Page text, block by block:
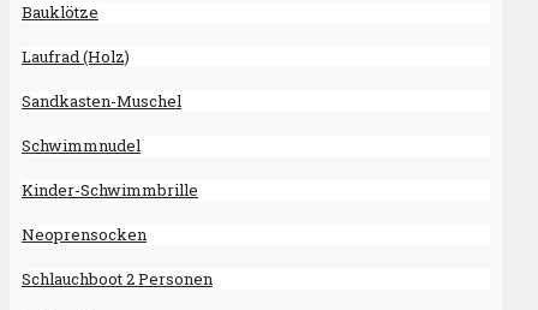
Bauklötze
Laufrad (Holz)
Sandkasten-Muschel
Schwimmnudel
Kinder-Schwimmbrille
Neoprensocken
Schlauchboot 2 Personen